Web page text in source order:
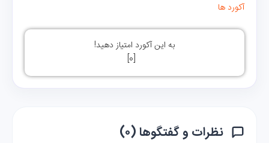
آکورد ها
به این آکورد امتیاز دهید!
[
0
]
نظرات و گفتگوها (۰)